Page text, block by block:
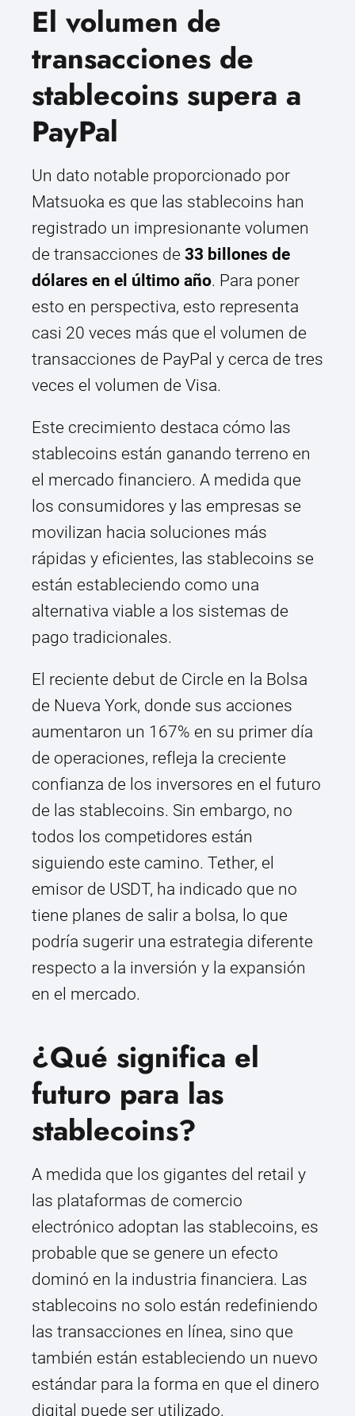
El volumen de
transacciones de
stablecoins supera a
PayPal
Un dato notable proporcionado por
Matsuoka es que las stablecoins han
registrado un impresionante volumen
de transacciones de 33 billones de
dólares en el último año. Para poner
esto en perspectiva, esto representa
casi 20 veces más que el volumen de
transacciones de PayPal y cerca de tres
veces el volumen de Visa.
Este crecimiento destaca cómo las
stablecoins están ganando terreno en
el mercado financiero. A medida que
los consumidores y las empresas se
movilizan hacia soluciones más
rápidas y eficientes, las stablecoins se
están estableciendo como una
alternativa viable a los sistemas de
pago tradicionales.
El reciente debut de Circle en la Bolsa
de Nueva York, donde sus acciones
aumentaron un 167% en su primer día
de operaciones, refleja la creciente
confianza de los inversores en el futuro
de las stablecoins. Sin embargo, no
todos los competidores están
siguiendo este camino. Tether, el
emisor de USDT, ha indicado que no
tiene planes de salir a bolsa, lo que
podría sugerir una estrategia diferente
respecto a la inversión y la expansión
en el mercado.
¿Qué significa el
futuro para las
stablecoins?
A medida que los gigantes del retail y
las plataformas de comercio
electrónico adoptan las stablecoins, es
probable que se genere un efecto
dominó en la industria financiera. Las
stablecoins no solo están redefiniendo
las transacciones en línea, sino que
también están estableciendo un nuevo
estándar para la forma en que el dinero
digital puede ser utilizado.